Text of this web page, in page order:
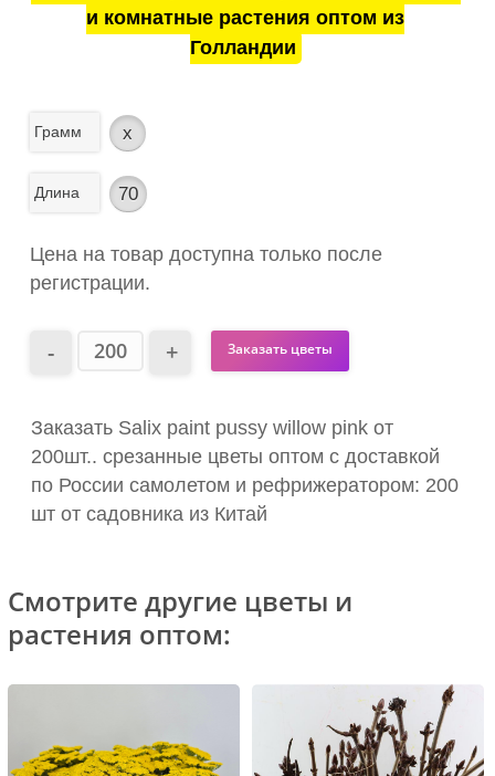
и комнатные растения оптом из
Голландии
Грамм x
Длина 70
Цена на товар доступна только после
регистрации.
Заказать цветы
Заказать Salix paint pussy willow pink от
200шт.. срезанные цветы оптом с доставкой
по России самолетом и рефрижератором: 200
шт от садовника из Китай
Смотрите другие цветы и
растения оптом: